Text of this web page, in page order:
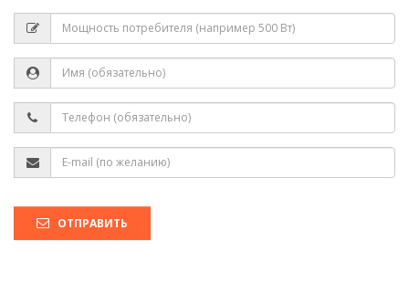
ОТПРАВИТЬ